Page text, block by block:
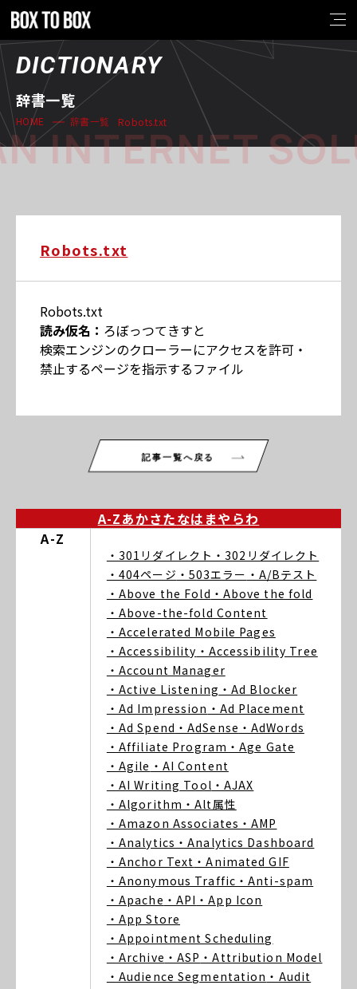
DICTIONARY
辞書一覧
HOME 辞書一覧 Robots.txt
INTERNET
Robots.txt
Robots.txt
読み仮名： ろぼっつてきすと
検索エンジンのクローラーにアクセスを許可・
禁止するページを指示するファイル
記事一覧へ戻る
A-Zあかさたなは まや らわ
A-Z
・301リダイレクト ・302リダイレクト
・404ページ ・503エラー ・A/Bテスト
・Above the Fold ・Above the fold
・Above-the-fold Content
・Accelerated Mobile Pages
・Accessibility ・Accessibility Tree
・Account Manager
・Active Listening ・Ad Blocker
・Ad Impression ・Ad Placement
・Ad Spend ・AdSense ・AdWords
・Affiliate Program ・Age Gate
・Agile ・AI Content
・AI Writing Tool ・AJAX
・Algorithm ・Alt属性
・Amazon Associates ・AMP
・Analytics ・Analytics Dashboard
・Anchor Text ・Animated GIF
・Anonymous Traffic ・Anti-spam
・Apache ・API ・App Icon
・App Store
・Appointment Scheduling
・Archive ・ASP ・Attribution Model
・Audience Segmentation ・Audit